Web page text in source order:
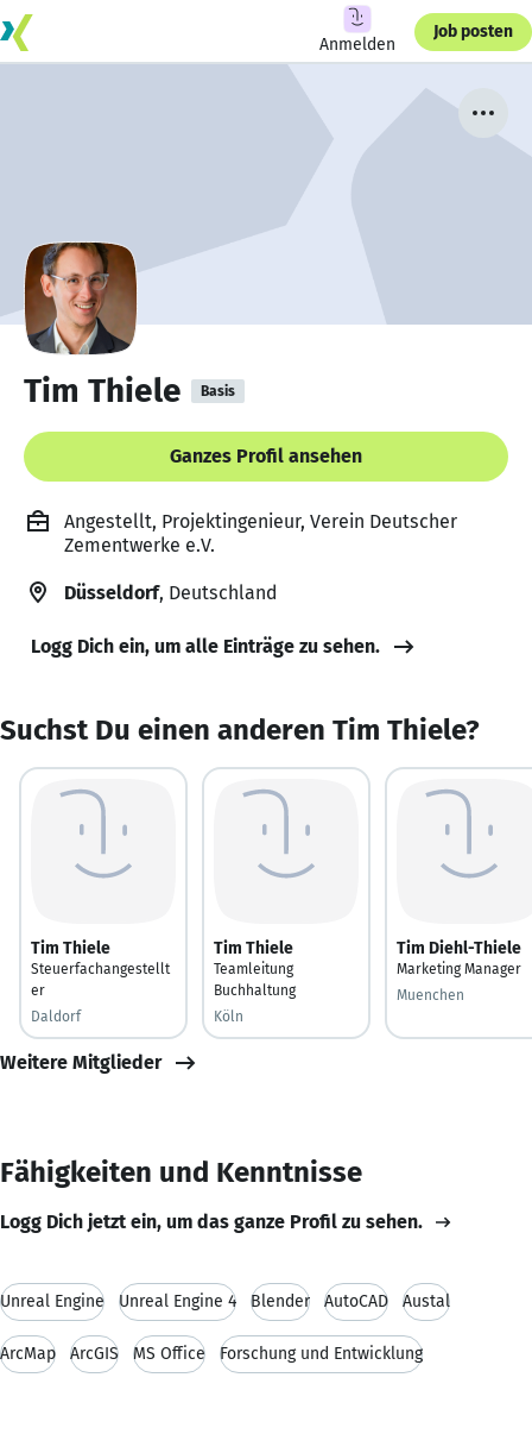
Anmelden
Job posten
Tim Thiele Basis
Ganzes Profil ansehen
Angestellt, Projektingenieur, Verein Deutscher
Zementwerke e.V.
Düsseldorf, Deutschland
Logg Dich ein, um alle Einträge zu sehen.
Suchst Du einen anderen Tim Thiele?
Tim Thiele
Steuerfachangestellt
er
Daldorf
Tim Thiele
Teamleitung
Buchhaltung
Köln
Tim Diehl-Thiele
Marketing Manager
Muenchen
Weitere Mitglieder
Fähigkeiten und Kenntnisse
Logg Dich jetzt ein, um das ganze Profil zu sehen.
Unreal Engine Unreal Engine 4 Blender AutoCAD Austal
ArcMap ArcGIS MS Office Forschung und Entwicklung